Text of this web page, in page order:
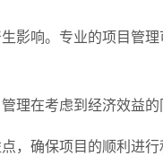
影响。专业的项目管
在考虑到经济效益的
，确保项目的顺利进